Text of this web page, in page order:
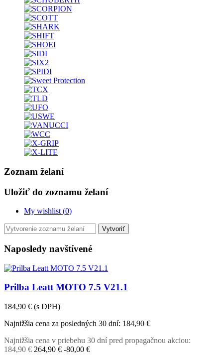
Zoznam želaní
Uložiť do zoznamu želaní
My wishlist (0)
Vytvoriť
Naposledy navštívené
Prilba Leatt MOTO 7.5 V21.1
184,90 € (s DPH)
Najnižšia cena za posledných 30 dní: 184,90 €
Najnižšia cena v priebehu 30 dní pred propagačnou akciou:
184,90 € 264,90 € -80,00 €